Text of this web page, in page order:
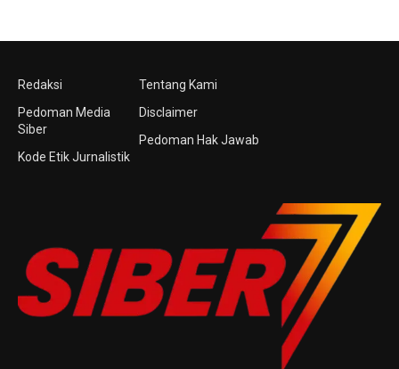
Redaksi
Pedoman Media
Siber
Kode Etik Jurnalistik
Tentang Kami
Disclaimer
Pedoman Hak Jawab